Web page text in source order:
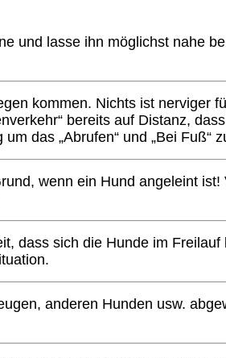
und lasse ihn möglichst nahe
kommen. Nichts ist nerviger
bereits auf Distanz,
das „Abrufen“ und „Bei Fuß“
wenn ein Hund angeleint ist!
dass sich die Hunde im Freilauf
anderen Hunden usw.